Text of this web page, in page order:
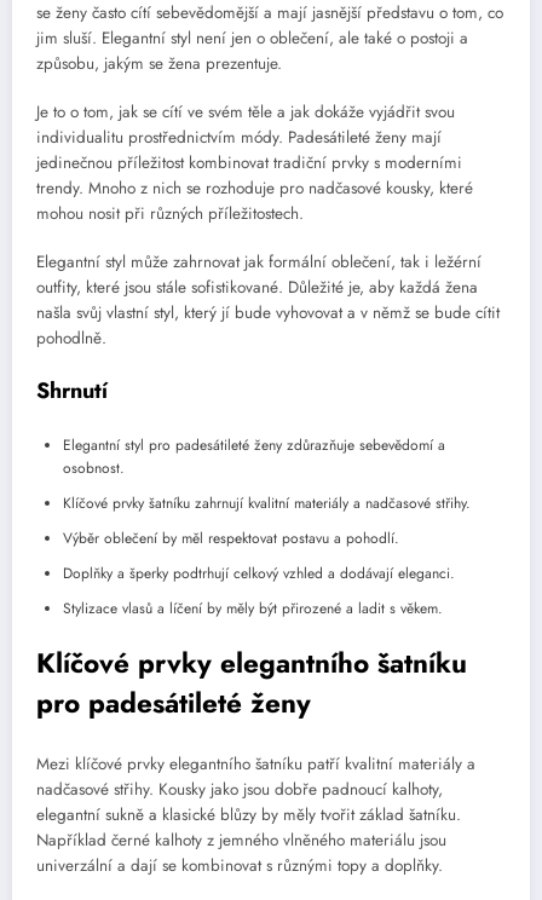
se ženy často cítí sebevědomější a mají jasnější představu o tom, co
jim sluší. Elegantní styl není jen o oblečení, ale také o postoji a
způsobu, jakým se žena prezentuje.
Je to o tom, jak se cítí ve svém těle a jak dokáže vyjádřit svou
individualitu prostřednictvím módy. Padesátileté ženy mají
jedinečnou příležitost kombinovat tradiční prvky s moderními
trendy. Mnoho z nich se rozhoduje pro nadčasové kousky, které
mohou nosit při různých příležitostech.
Elegantní styl může zahrnovat jak formální oblečení, tak i ležérní
outfity, které jsou stále sofistikované. Důležité je, aby každá žena
našla svůj vlastní styl, který jí bude vyhovovat a v němž se bude cítit
pohodlně.
Shrnutí
Elegantní styl pro padesátileté ženy zdůrazňuje sebevědomí a
osobnost.
Klíčové prvky šatníku zahrnují kvalitní materiály a nadčasové střihy.
Výběr oblečení by měl respektovat postavu a pohodlí.
Doplňky a šperky podtrhují celkový vzhled a dodávají eleganci.
Stylizace vlasů a líčení by měly být přirozené a ladit s věkem.
Klíčové prvky elegantního šatníku
pro padesátileté ženy
Mezi klíčové prvky elegantního šatníku patří kvalitní materiály a
nadčasové střihy. Kousky jako jsou dobře padnoucí kalhoty,
elegantní sukně a klasické blůzy by měly tvořit základ šatníku.
Například černé kalhoty z jemného vlněného materiálu jsou
univerzální a dají se kombinovat s různými topy a doplňky.